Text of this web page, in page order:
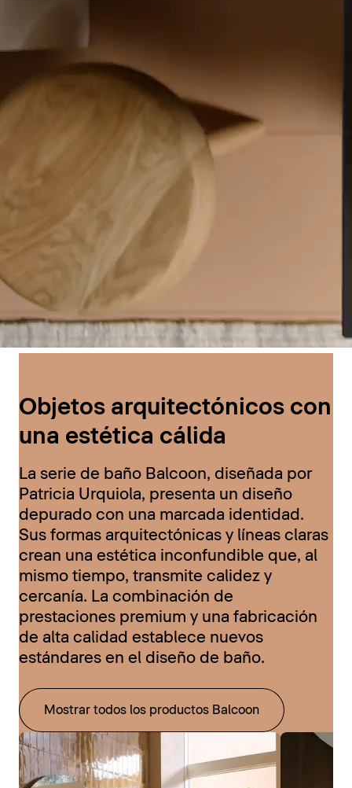
Objetos arquitectónicos con
una estética cálida
La serie de baño Balcoon, diseñada por
Patricia Urquiola, presenta un diseño
depurado con una marcada identidad.
Sus formas arquitectónicas y líneas claras
crean una estética inconfundible que, al
mismo tiempo, transmite calidez y
cercanía. La combinación de
prestaciones premium y una fabricación
de alta calidad establece nuevos
estándares en el diseño de baño.
Mostrar todos los productos Balcoon